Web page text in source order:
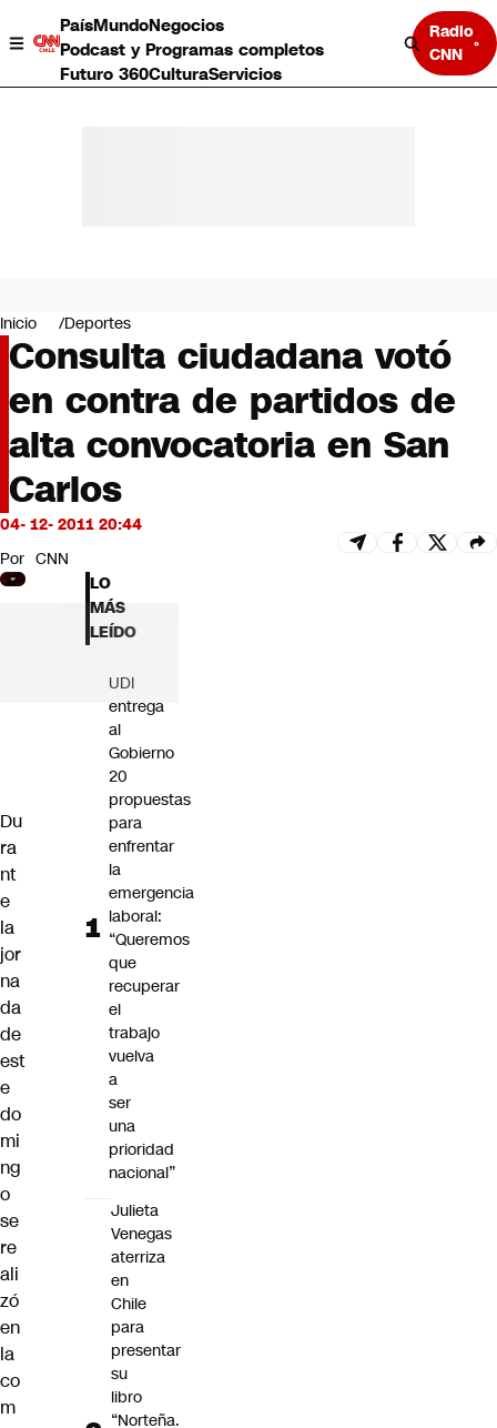
PaísMundoNegocios
Podcast y Programas completos
Futuro 360CulturaServicios
Radio
CNN
Negocios
Deportes
Programas completos
Cultura
Servicios
Bits
CNN tiempo
Futuro 360
Inicio Deportes
Consulta ciudadana votó
en contra de partidos de
alta convocatoria en San
Carlos
04- 12- 2011 20:44
Por CNN
Du
ra
nt
e
la
jor
na
da
de
est
e
do
mi
ng
o
se
re
ali
zó
en
la
co
m
LO
MÁS
LEÍDO
UDI
entrega
al
Gobierno
20
propuestas
para
enfrentar
la
emergencia
laboral:
“Queremos
que
recuperar
el
trabajo
vuelva
a
ser
una
prioridad
nacional”
Julieta
Venegas
aterriza
en
Chile
para
presentar
su
libro
“Norteña.